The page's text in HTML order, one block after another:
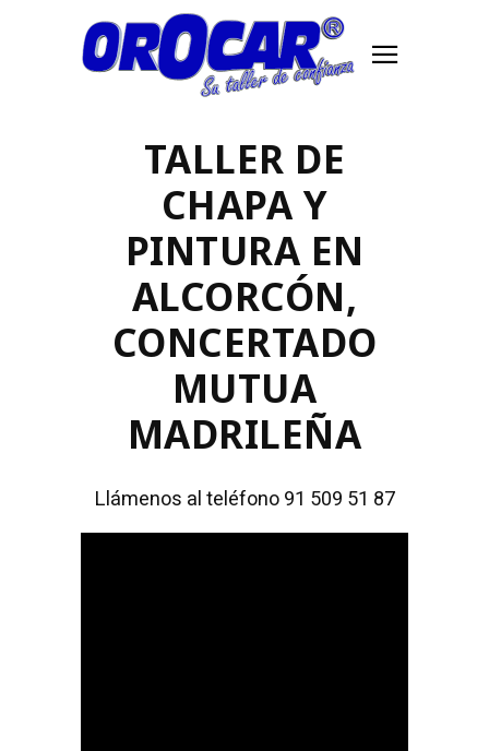
TALLER DE
CHAPA Y
PINTURA EN
ALCORCÓN,
CONCERTADO
MUTUA
MADRILEÑA
Llámenos al teléfono 91 509 51 87